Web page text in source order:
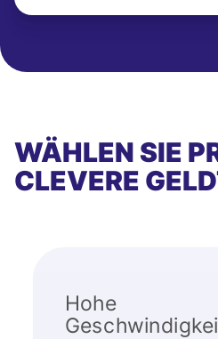
WÄHLEN SIE
CLEVERE
Hohe